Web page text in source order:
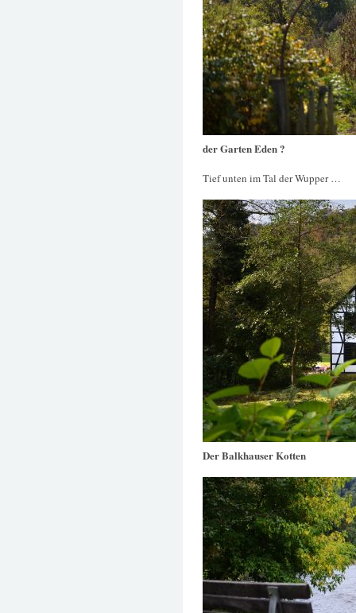
der Garten Eden ?
Tief unten im Tal der Wupper …
Der Balkhauser Kotten